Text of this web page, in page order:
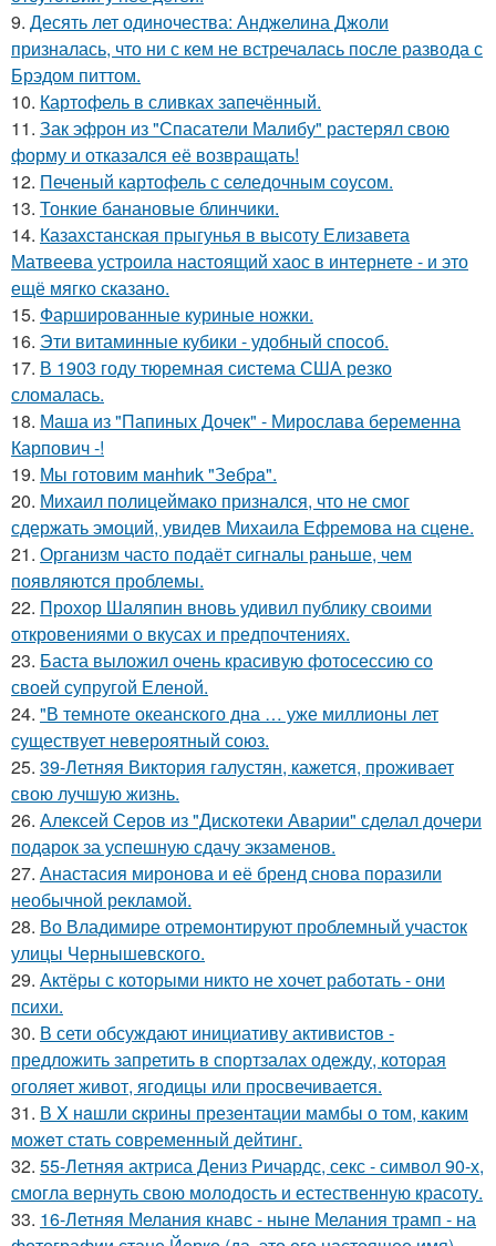
9. Десять лет одиночества: Анджелина Джоли
призналась, что ни с кем не встречалась после развода с
Брэдом питтом.
10. Картофель в сливках запечённый.
11. Зак эфрон из "Спасатели Малибу" растерял свою
форму и отказался её возвращать!
12. Печеный картофель с селедочным соусом.
13. Тонкие банановые блинчики.
14. Казахстанская прыгунья в высоту Елизавета
Матвеева устроила настоящий хаос в интернете - и это
ещё мягко сказано.
15. Фаршированные куриные ножки.
16. Эти витаминные кубики - удобный способ.
17. В 1903 году тюремная система США резко
сломалась.
18. Маша из "Папиных Дочек" - Мирослава беременна
Карпович -!
19. Мы готовим мaнhиk "Зeбpa".
20. Михаил полицеймако признался, что не смог
сдержать эмоций, увидев Михаила Ефремова на сцене.
21. Организм часто подаёт сигналы раньше, чем
появляются проблемы.
22. Прохор Шаляпин вновь удивил публику своими
откровениями о вкусах и предпочтениях.
23. Баста выложил очень красивую фотосессию со
своей супругой Еленой.
24. "В темноте океанского дна … уже миллионы лет
существует невероятный союз.
25. 39-Летняя Виктория галустян, кажется, проживает
свою лучшую жизнь.
26. Алексей Серов из "Дискотеки Аварии" сделал дочери
подарок за успешную сдачу экзаменов.
27. Анастасия миронова и её бренд снова поразили
необычной рекламой.
28. Во Владимире отремонтируют проблемный участок
улицы Чернышевского.
29. Актёры с которыми никто не хочет работать - они
психи.
30. В сети обсуждают инициативу активистов -
предложить запретить в спортзалах одежду, которая
оголяет живот, ягодицы или просвечивается.
31. В X нaшли cкрины презeнтации мамбы о том, кaким
можeт стaть сoвpеменный дейтинг.
32. 55-Летняя актриса Дениз Ричардс, секс - символ 90-х,
смогла вернуть свою молодость и естественную красоту.
33. 16-Летняя Мелания кнавс - ныне Мелания трамп - на